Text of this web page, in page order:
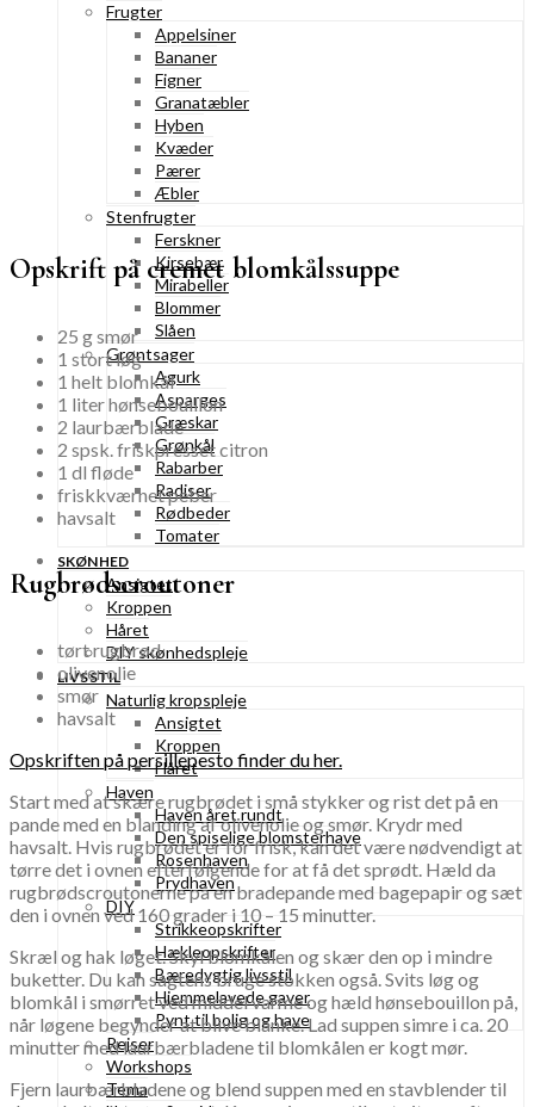
Frugter
Appelsiner
Bananer
Figner
Granatæbler
Hyben
Kvæder
Pærer
Æbler
Stenfrugter
Ferskner
Kirsebær
Mirabeller
Blommer
Slåen
Grøntsager
Agurk
Asparges
Græskar
Grønkål
Rabarber
Radiser
Rødbeder
Tomater
SKØNHED
Ansigtet
Kroppen
Håret
DIY skønhedspleje
LIVSSTIL
Naturlig kropspleje
Ansigtet
Kroppen
Håret
Haven
Haven året rundt
Den spiselige blomsterhave
Rosenhaven
Prydhaven
DIY
Strikkeopskrifter
Hækleopskrifter
Bæredygtig livsstil
Hjemmelavede gaver
Pynt til bolig og have
Rejser
Workshops
Tema
Opskrift på cremet blomkålssuppe
25 g smør
1 stort løg
1 helt blomkål
1 liter hønsebouillon
2 laurbærblade
2 spsk. friskpresset citron
1 dl fløde
friskkværnet peber
havsalt
Rugbrødscroutoner
tørt rugbrød
olivenolie
smør
havsalt
Opskriften på persillepesto finder du her.
Start med at skære rugbrødet i små stykker og rist det på en
pande med en blanding af olivenolie og smør. Krydr med
havsalt. Hvis rugbrødet er for frisk, kan det være nødvendigt at
tørre det i ovnen efterfølgende for at få det sprødt. Hæld da
rugbrødscroutonerne på en bradepande med bagepapir og sæt
den i ovnen ved 160 grader i 10 – 15 minutter.
Skræl og hak løget. Skyl blomkålen og skær den op i mindre
buketter. Du kan sagtens bruge stokken også. Svits løg og
blomkål i smørret ved middel varme og hæld hønsebouillon på,
når løgene begynder at blive blanke. Lad suppen simre i ca. 20
minutter med laurbærbladene til blomkålen er kogt mør.
Fjern laurbærbladene og blend suppen med en stavblender til